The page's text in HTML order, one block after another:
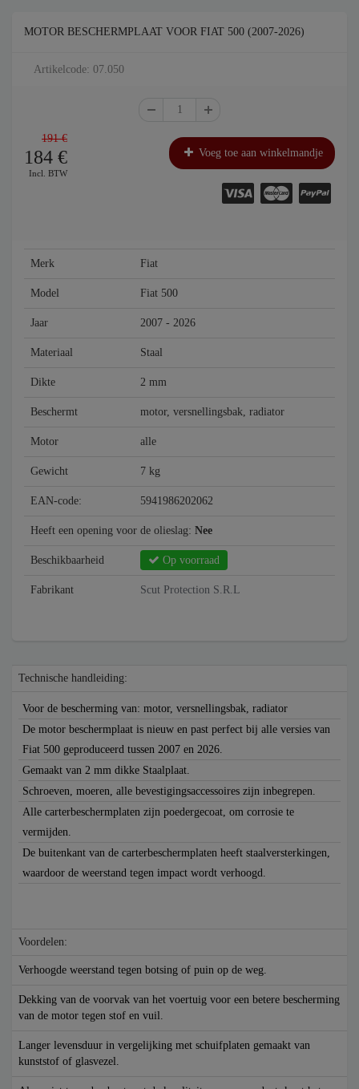
MOTOR BESCHERMPLAAT VOOR FIAT 500 (2007-2026)
Artikelcode: 07.050
191 €
184 €
Incl. BTW
Voeg toe aan winkelmandje
Merk Fiat
Model Fiat 500
Jaar 2007 - 2026
Materiaal Staal
Dikte 2 mm
Beschermt motor, versnellingsbak, radiator
Motor alle
Gewicht 7 kg
EAN-code: 5941986202062
Heeft een opening voor de olieslag: Nee
Beschikbaarheid Op voorraad
Fabrikant Scut Protection S.R.L
Technische handleiding:
Voor de bescherming van: motor, versnellingsbak, radiator
De motor beschermplaat is nieuw en past perfect bij alle versies van
Fiat 500 geproduceerd tussen 2007 en 2026.
Gemaakt van 2 mm dikke Staalplaat.
Schroeven, moeren, alle bevestigingsaccessoires zijn inbegrepen.
Alle carterbeschermplaten zijn poedergecoat, om corrosie te
vermijden.
De buitenkant van de carterbeschermplaten heeft staalversterkingen,
waardoor de weerstand tegen impact wordt verhoogd.
Voordelen:
Verhoogde weerstand tegen botsing of puin op de weg.
Dekking van de voorvak van het voertuig voor een betere bescherming
van de motor tegen stof en vuil.
Langer levensduur in vergelijking met schuifplaten gemaakt van
kunststof of glasvezel.